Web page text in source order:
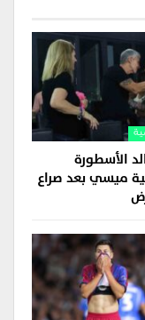
الأسطورة
ميسي بعد صراع